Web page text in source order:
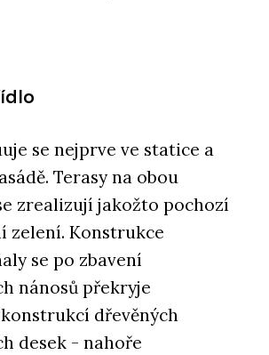
se nejprve ve statice a
Terasy na obou
zrealizují jakožto pochozí
zelení. Konstrukce
se po zbavení
nánosů překryje
dřevěných
desek - nahoře